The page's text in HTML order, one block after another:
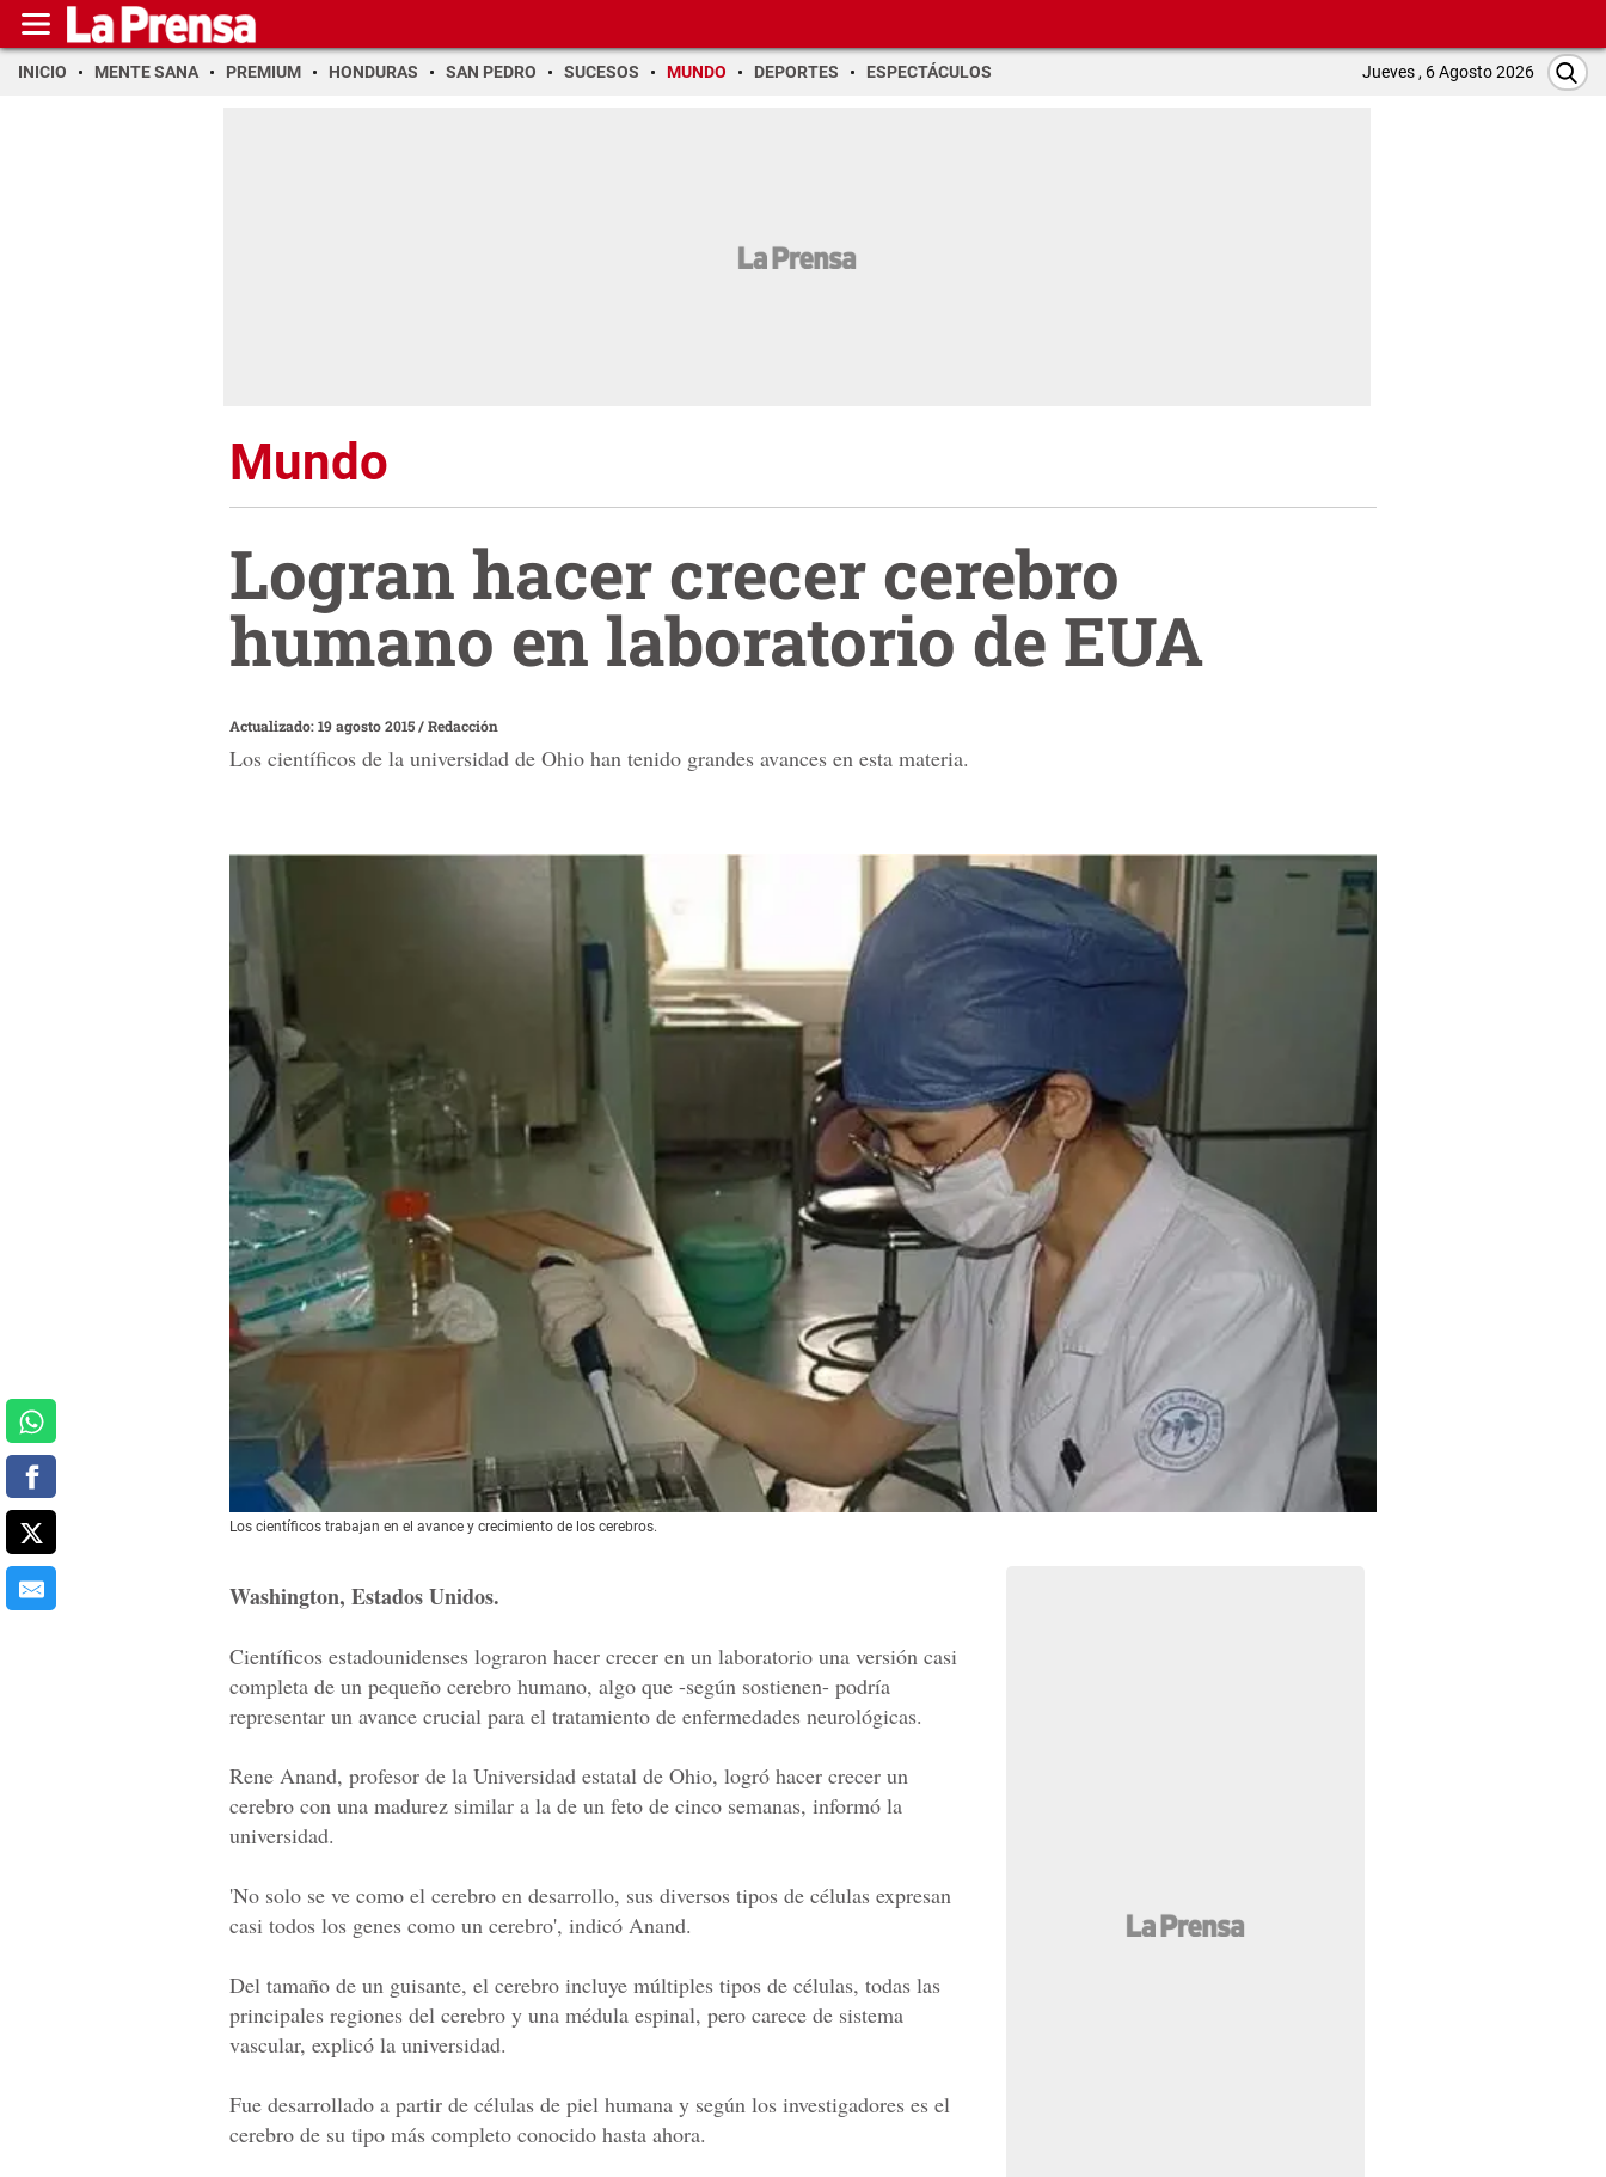
INICIO MENTE SANA PREMIUM HONDURAS SAN PEDRO SUCESOS MUNDO DEPORTES ESPECTÁCULOS Jueves , 6 Agosto 2026
Mundo
Logran hacer crecer cerebro
humano en laboratorio de EUA
Actualizado: 19 agosto 2015/Redacción
Los científicos de la universidad de Ohio han tenido grandes avances en esta materia.
Los científicos trabajan en el avance y crecimiento de los cerebros.
Washington, Estados Unidos.
Científicos estadounidenses lograron hacer crecer en un laboratorio una versión casi
completa de un pequeño cerebro humano, algo que -según sostienen- podría
representar un avance crucial para el tratamiento de enfermedades neurológicas.
Rene Anand, profesor de la Universidad estatal de Ohio, logró hacer crecer un
cerebro con una madurez similar a la de un feto de cinco semanas, informó la
universidad.
'No solo se ve como el cerebro en desarrollo, sus diversos tipos de células expresan
casi todos los genes como un cerebro', indicó Anand.
Del tamaño de un guisante, el cerebro incluye múltiples tipos de células, todas las
principales regiones del cerebro y una médula espinal, pero carece de sistema
vascular, explicó la universidad.
Fue desarrollado a partir de células de piel humana y según los investigadores es el
cerebro de su tipo más completo conocido hasta ahora.